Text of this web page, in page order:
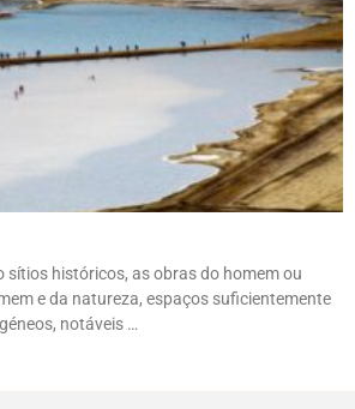
sítios históricos, as obras do homem ou
e da natureza, espaços suficientemente
notáveis …